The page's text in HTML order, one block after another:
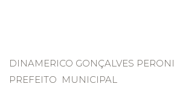
DINAMERICO GONÇALVES PERONI
PREFEITO MUNICIPAL